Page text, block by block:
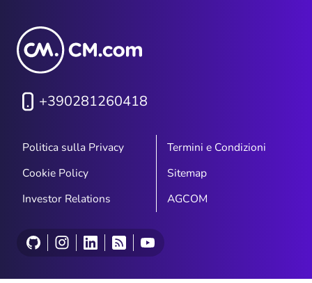
+390281260418
Politica sulla Privacy
Termini e Condizioni
Cookie Policy
Sitemap
Investor Relations
AGCOM